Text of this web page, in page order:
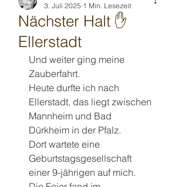
Nächster Halt ✋
Ellerstadt
3. Juli 2025 1 Min. Lesezeit
Und weiter ging meine
Zauberfahrt.
Heute durfte ich nach
Ellerstadt, das liegt zwischen
Mannheim und Bad
Dürkheim in der Pfalz.
Dort wartete eine
Geburtstagsgesellschaft
einer 9-jährigen auf mich.